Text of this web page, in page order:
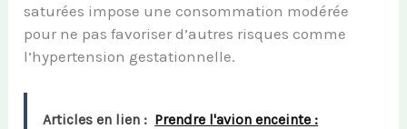
saturées impose une consommation modérée
pour ne pas favoriser d’autres risques comme
l’hypertension gestationnelle.
Articles en lien : Prendre l'avion enceinte :